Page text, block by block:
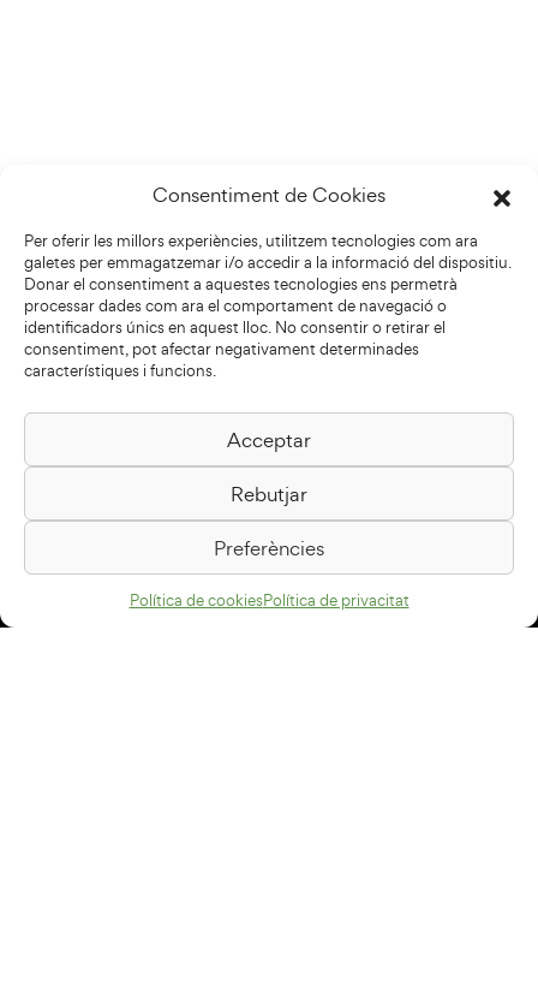
Consentiment de Cookies
Per oferir les millors experiències, utilitzem tecnologies com ara
galetes per emmagatzemar i/o accedir a la informació del dispositiu.
Donar el consentiment a aquestes tecnologies ens permetrà
processar dades com ara el comportament de navegació o
identificadors únics en aquest lloc. No consentir o retirar el
consentiment, pot afectar negativament determinades
característiques i funcions.
Acceptar
Rebutjar
Preferències
Política de cookiesPolítica de privacitat
Biblioteca Pilarin Bayés
Passeig de la Generalitat, 1
08500 Vic